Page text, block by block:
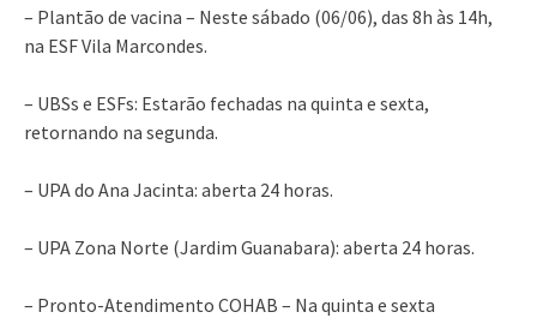
– Plantão de vacina – Neste sábado (06/06), das 8h às 14h,
na ESF Vila Marcondes.
– UBSs e ESFs: Estarão fechadas na quinta e sexta,
retornando na segunda.
– UPA do Ana Jacinta: aberta 24 horas.
– UPA Zona Norte (Jardim Guanabara): aberta 24 horas.
– Pronto-Atendimento COHAB – Na quinta e sexta